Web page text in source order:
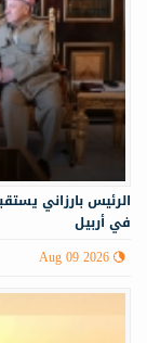
الرئيس بارزاني
في أربيل
Aug 09 2026